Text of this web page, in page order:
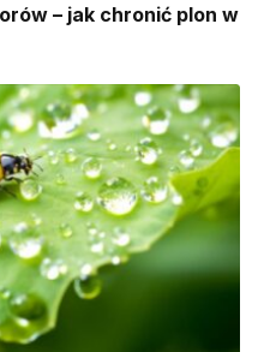
– jak chronić plon w